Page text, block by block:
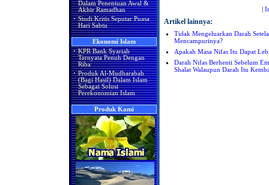
Dalam Penentuan Awal &
Akhir Ramadhan
· Studi Kritis Seputar Puasa
Hari Sabtu
Ekonomi Islam
· KPR Bank Syariah
Ternyata Penuh Dengan
Riba
· Produk Al-Mudharabah
(Bagi Hasil) Dalam Islam
Sebagai Solusi
Perekonomian Islam
Produk Kami
|
Artikel lainnya:
Tidak Mengeluarkan Darah
Mencampurinya?
Apakah Masa Nifas Itu Dapat
Darah Nifas Berhenti Sebelum
Shalat Walaupun Darah Itu